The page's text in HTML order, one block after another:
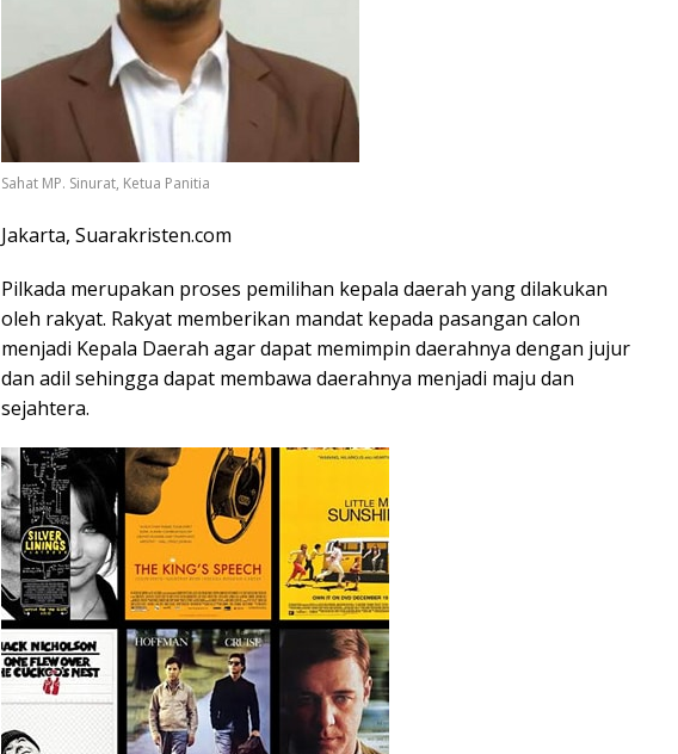
Sahat MP. Sinurat, Ketua Panitia
Jakarta, Suarakristen.com
Pilkada merupakan proses pemilihan kepala daerah yang dilakukan
oleh rakyat. Rakyat memberikan mandat kepada pasangan calon
menjadi Kepala Daerah agar dapat memimpin daerahnya dengan jujur
dan adil sehingga dapat membawa daerahnya menjadi maju dan
sejahtera.